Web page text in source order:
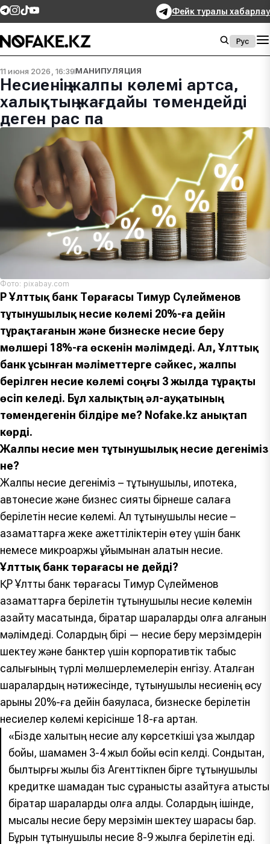
Фейк туралы хабарлау
Рус
11 июня 2026, 16:39МАНИПУЛЯЦИЯ
Несиенің жалпы көлемі артса,
халықтың жағдайы төмендейді
деген рас па
Фото: pixabay.com
ҚР Ұлттық банк Төрағасы Тимур Сүлейменов
тұтынушылық несие көлемі 20%-ға дейін
тұрақтағанын және бизнеске несие беру
мөлшері 18%-ға өскенін мәлімдеді. Ал, Ұлттық
банк ұсынған мәліметтерге сәйкес, жалпы
берілген несие көлемі соңғы 3 жылда тұрақты
өсіп келеді. Бұл халықтың әл-ауқатының
төмендегенін білдіре ме? Nofake.kz анықтап
көрді.
Жалпы несие мен тұтынушылық несие дегеніміз
не?
Жалпы несие дегеніміз – тұтынушылық, ипотека,
автонесие және бизнес сияқты бірнеше салаға
берілетін несие көлемі. Ал тұтынушылық несие –
азаматтарға жеке қажеттіліктерін өтеу үшін банк
немесе микроқаржы ұйымынан алатын несие.
Ұлттық банк төрағасы не дейді?
ҚР Ұлттық банк төрағасы Тимур Сүлейменов
азаматтарға берілетін тұтынушылық несие көлемін
азайту мақсатында, бірқатар шараларды қолға алғанын
мәлімдеді. Солардың бірі — несие беру мерзімдерін
шектеу және банктер үшін корпоративтік табыс
салығының түрлі мөлшерлемелерін енгізу. Аталған
шаралардың нәтижесінде, тұтынушылық несиенің өсу
қарқыны 20%-ға дейін баяуласа, бизнеске берілетін
несиелер көлемі керісінше 18-ға артқан.
«Бізде халықтың несие алу көрсеткіші ұзақ жылдар
бойы, шамамен 3-4 жыл бойы өсіп келді. Сондықтан,
былтырғы жылы біз Агенттікпен бірге тұтынушылық
кредитке шамадан тыс сұранысты азайтуға қатысты
бірқатар шараларды қолға алдық. Солардың ішінде,
мысалы несие беру мерзімін шектеу шарасы бар.
Бұрын тұтынушылық несие 8-9 жылға берілетін еді.